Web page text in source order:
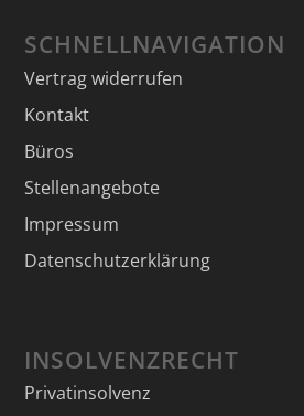
SCHNELLNAVIGATION
Vertrag widerrufen
Kontakt
Büros
Stellenangebote
Impressum
Datenschutzerklärung
INSOLVENZRECHT
Privatinsolvenz